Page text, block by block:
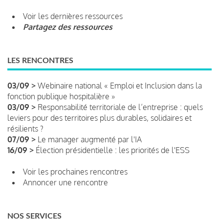
Voir les dernières ressources
Partagez des ressources
LES RENCONTRES
03/09 > Webinaire national « Emploi et Inclusion dans la
fonction publique hospitalière »
03/09 > Responsabilité territoriale de l’entreprise : quels
leviers pour des territoires plus durables, solidaires et
résilients ?
07/09 > Le manager augmenté par l'IA
16/09 > Élection présidentielle : les priorités de l'ESS
Voir les prochaines rencontres
Annoncer une rencontre
NOS SERVICES